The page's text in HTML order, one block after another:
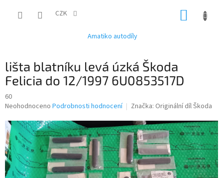
CZK
Amatiko autodíly
lišta blatníku levá úzká Škoda
Felicia do 12/1997 6U0853517D
60
Průměrné
produktu
je
0,0
z
5
hvězdiček.
Neohodnoceno Podrobnosti hodnocení Značka: Originální díl Škoda